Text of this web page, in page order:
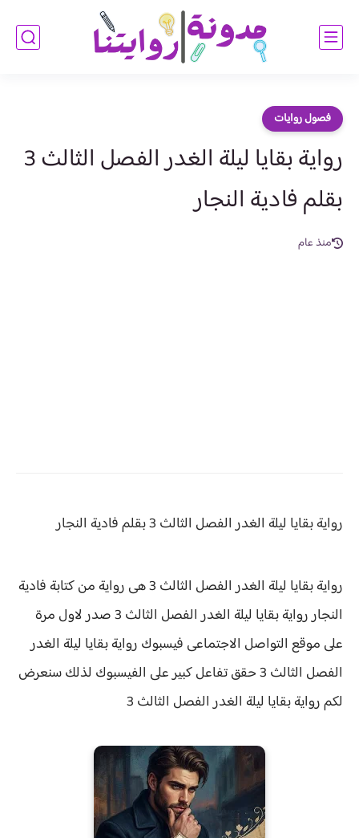
فصول روايات
رواية بقايا ليلة الغدر الفصل الثالث 3
بقلم فادية النجار
منذ عام
رواية بقايا ليلة الغدرالفصل الثالث 3 بقلم فادية النجار
رواية بقايا ليلة الغدر الفصل الثالث 3 هى رواية من كتابة فادية
النجار رواية
بقايا ليلة الغدر الفصل الثالث 3 صدر لاول مرة
على موقع التواصل الاجتماعى فيسبوك رواية بقايا ليلة الغدر
الفصل الثالث 3 حقق
تفاعل كبير على الفيسبوك لذلك سنعرض
لكمروايةبقايا ليلة الغدر الفصل الثالث 3